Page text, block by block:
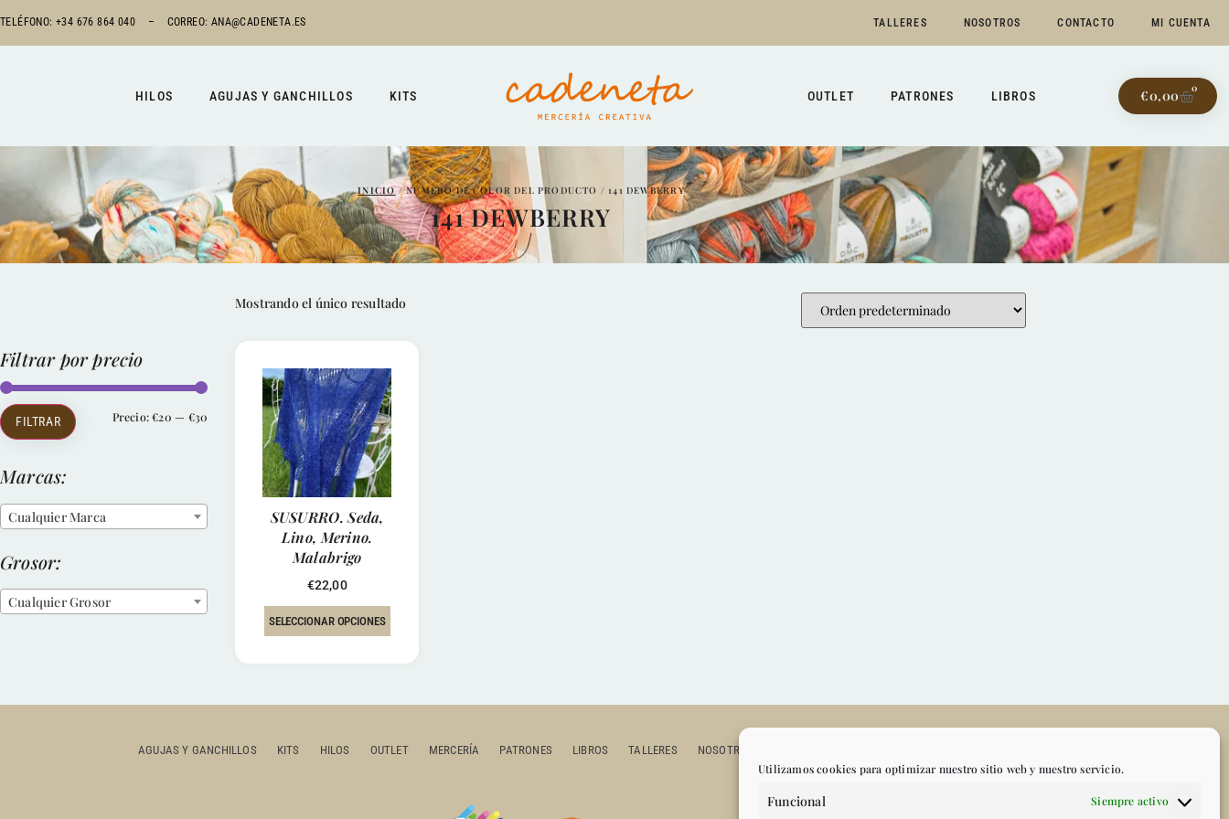
Utilizamos cookies para optimizar nuestro sitio web y nuestro servicio.
Funcional Siempre activo
TELÉFONO: +34 676 864 040 – CORREO: ANA@CADENETA.ES TALLERES NOSOTROS CONTACTO MI CUENTA
HILOS AGUJAS Y GANCHILLOS KITS OUTLET PATRONES LIBROS €0,00 0
INICIO/ NÚMERO DE COLOR DEL PRODUCTO / 141 DEWBERRY
141 DEWBERRY
Filtrar por precio
FILTRAR Precio:€20 — €30
Marcas:
Cualquier Marca
Grosor:
Cualquier Grosor
Mostrando el único resultado
SUSURRO. Seda,
Lino, Merino.
Malabrigo
€22,00
SELECCIONAR OPCIONES
AGUJAS Y GANCHILLOS KITS HILOS OUTLET MERCERÍA PATRONES LIBROS TALLERES NOSOTROS